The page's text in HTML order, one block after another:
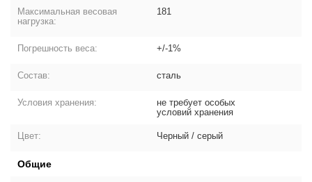
Максимальная весовая
нагрузка:
181
Погрешность веса: +/-1%
Состав: сталь
Условия хранения:
не требует особых
условий хранения
Цвет: Черный / серый
Общие